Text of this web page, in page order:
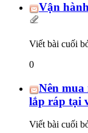
Vận
Viết bài cuối
0
Nên
lắp ráp tại
Viết bài cuối